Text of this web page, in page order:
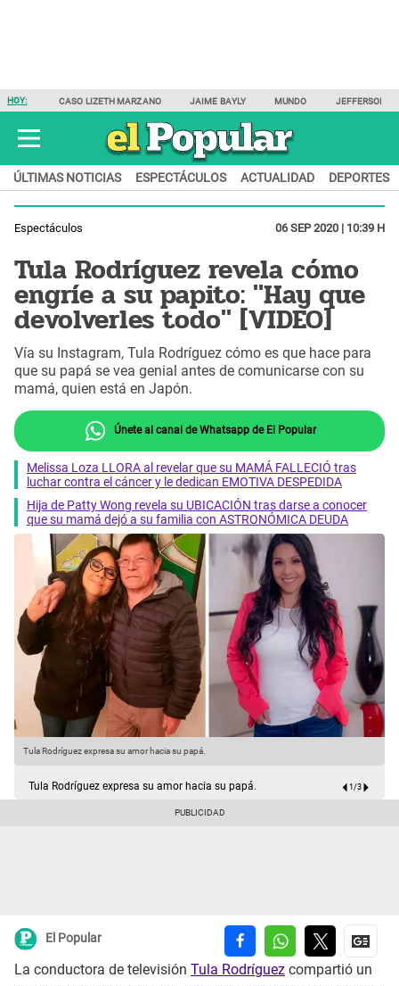
HOY: CASO LIZETH MARZANO JAIME BAYLY MUNDO JEFFERSON
ÚLTIMAS NOTICIAS ESPECTÁCULOS ACTUALIDAD DEPORTES
Espectáculos 06 SEP 2020 | 10:39 H
Tula Rodríguez revela cómo
engríe a su papito: "Hay que
devolverles todo" [VIDEO]
Vía su Instagram, Tula Rodríguez cómo es que hace para
que su papá se vea genial antes de comunicarse con su
mamá, quien está en Japón.
Únete al canal de Whatsapp de El Popular
Melissa Loza LLORA al revelar que su MAMÁ FALLECIÓ tras
luchar contra el cáncer y le dedican EMOTIVA DESPEDIDA
Hija de Patty Wong revela su UBICACIÓN tras darse a conocer
que su mamá dejó a su familia con ASTRONÓMICA DEUDA
Tula Rodríguez expresa su amor hacia su papá.
Tula Rodríguez expresa su amor hacia su papá. 1/3
El Popular
La conductora de televisión Tula Rodríguez compartió un